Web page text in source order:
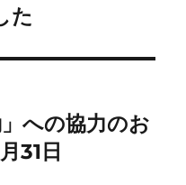
た
への協力のお
31日